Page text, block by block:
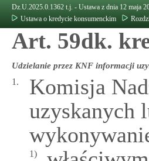
Dz.U.2025.0.1362 t.j. - Ustawa z dnia 12 maja
Ustawa o kredycie konsumenckim
Art. 59dk.
Udzielanie przez KNF informacji
1.
Komisja
uzyskanych
1)